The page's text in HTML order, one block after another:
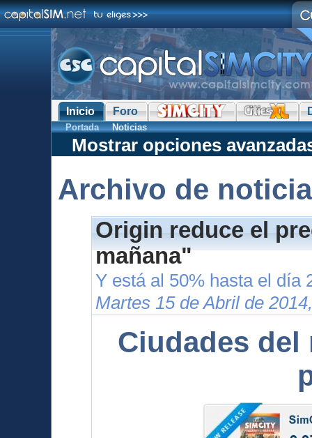
Inicio Foro
Portada Noticias
Mostrar opciones
Archivo de
Origin reduce el
mañana"
Y está al 50% hasta el día
Martes 15 de Abril de
Ciudades del